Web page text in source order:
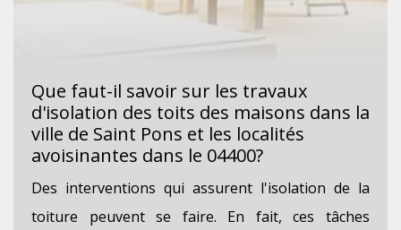
Que faut-il savoir sur les travaux
d'isolation des toits des maisons dans la
ville de Saint Pons et les localités
avoisinantes dans le 04400?
Des interventions qui assurent l'isolation de la
toiture peuvent se faire. En fait, ces tâches